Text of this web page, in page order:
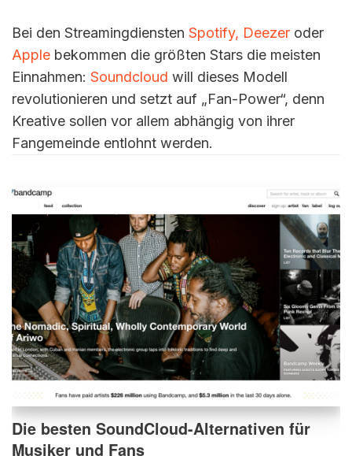
Bei den Streamingdiensten Spotify, Deezer oder
Apple bekommen die größten Stars die meisten
Einnahmen: Soundcloud will dieses Modell
revolutionieren und setzt auf „Fan-Power“, denn
Kreative sollen vor allem abhängig von ihrer
Fangemeinde entlohnt werden.
Die besten SoundCloud-Alternativen für
Musiker und Fans